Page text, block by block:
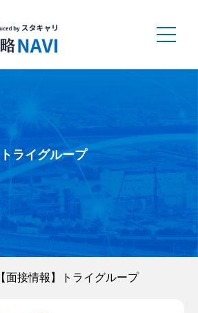
トライグループ
【面接情報】トライグループ